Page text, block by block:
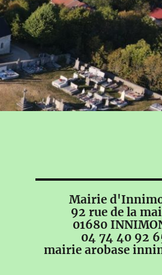
Mairie
92 rue de la
01680
04 74 40 92
mairie arobase